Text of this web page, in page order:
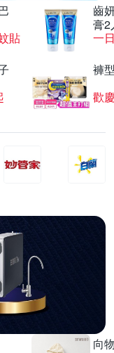
貼
齒
膏2
一
褲
歡
向